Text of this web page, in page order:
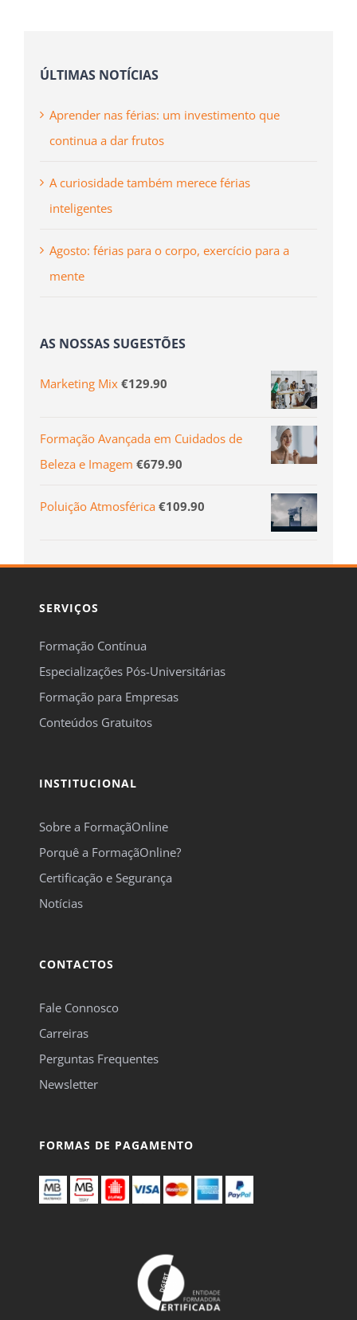
ÚLTIMAS NOTÍCIAS
Aprender nas férias: um investimento que
continua a dar frutos
A curiosidade também merece férias
inteligentes
Agosto: férias para o corpo, exercício para a
mente
AS NOSSAS SUGESTÕES
Marketing Mix €129.90
Formação Avançada em Cuidados de
Beleza e Imagem €679.90
Poluição Atmosférica €109.90
SERVIÇOS
Formação Contínua
Especializações Pós-Universitárias
Formação para Empresas
Conteúdos Gratuitos
INSTITUCIONAL
Sobre a FormaçãOnline
Porquê a FormaçãOnline?
Certificação e Segurança
Notícias
CONTACTOS
Fale Connosco
Carreiras
Perguntas Frequentes
Newsletter
FORMAS DE PAGAMENTO